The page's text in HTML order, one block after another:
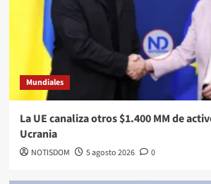
Mundiales
La UE canaliza otros $1.400 MM de
Ucrania
NOTISDOM 5 agosto 2026 0